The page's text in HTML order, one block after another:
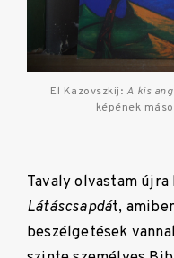
El Kazovszkij: A kis
képének
Tavaly olvastam
Látáscsapdát,
beszélgetések